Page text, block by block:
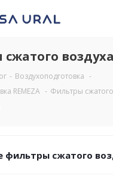
воздуха
- Воздухоподготовка -
REMEZA - Фильтры
фильтры сжатого